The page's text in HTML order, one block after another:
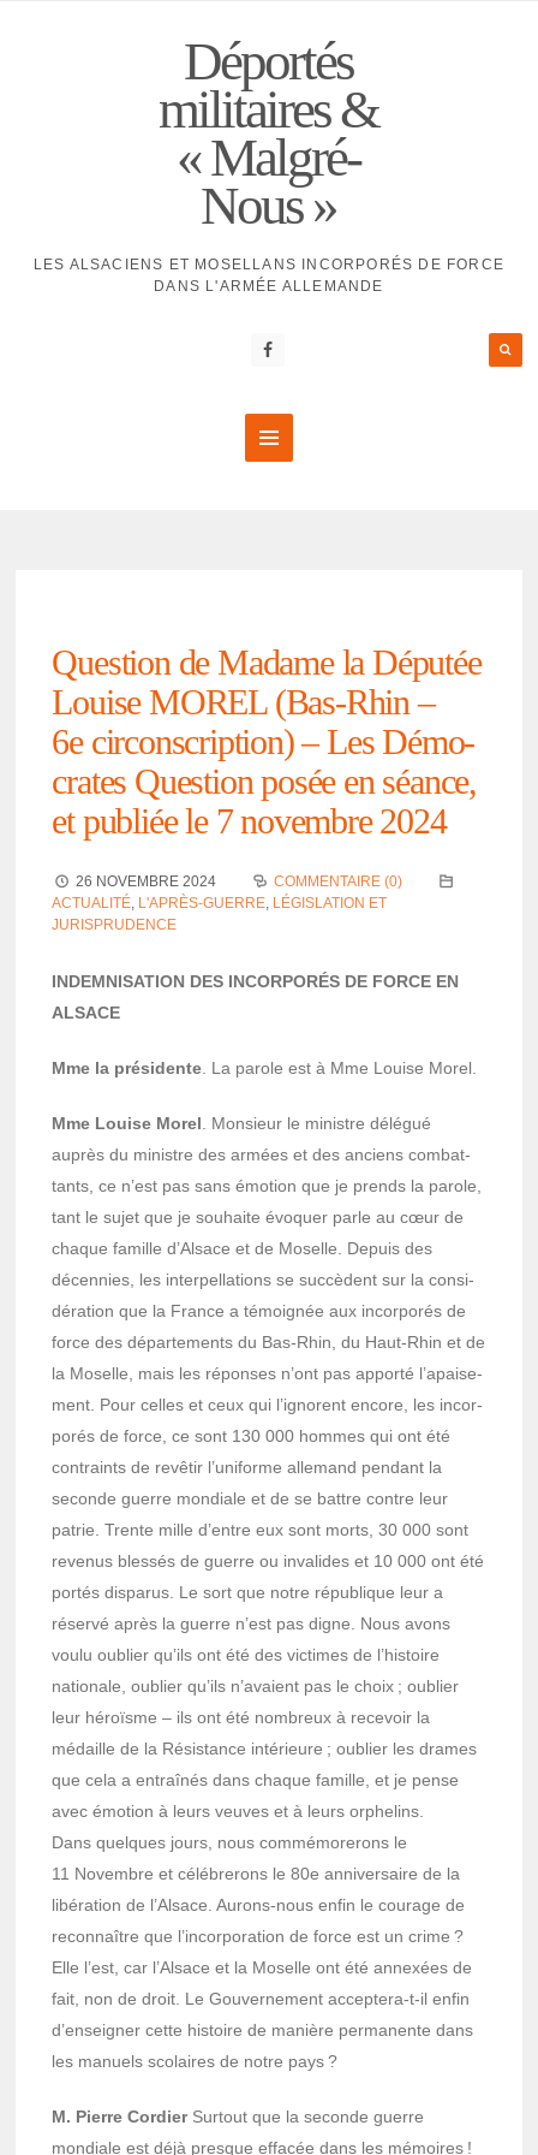
Déportés
militaires &
« Malgré-
Nous »
LES ALSACIENS ET MOSELLANS INCORPORÉS DE FORCE
DANS L'ARMÉE ALLEMANDE
Ques­tion de Madame la Dépu­tée
Louise MOREL (Bas-Rhin –
6e circons­crip­tion) – Les Démo­
crates Ques­tion posée en séance,
et publiée le 7 novembre 2024
26 NOVEMBRE 2024
COMMENTAIRE (0)
ACTUALITÉ, L'APRÈS-GUERRE, LÉGISLATION ET
JURISPRUDENCE
INDEMNISATION DES INCORPORÉS DE FORCE EN
ALSACE
Mme la prési­dente . La parole est à Mme Louise Morel.
Mme Louise Morel . Monsieur le ministre délé­gué
auprès du ministre des armées et des anciens combat­
tants, ce n’est pas sans émotion que je prends la parole,
tant le sujet que je souhaite évoquer parle au cœur de
chaque famille d’Al­sace et de Moselle. Depuis des
décen­nies, les inter­pel­la­tions se succèdent sur la consi­
dé­ra­tion que la France a témoi­gnée aux incor­po­rés de
force des dépar­te­ments du Bas-Rhin, du Haut-Rhin et de
la Moselle, mais les réponses n’ont pas apporté l’apai­se­
ment. Pour celles et ceux qui l’ignorent encore, les incor­
po­rés de force, ce sont 130 000 hommes qui ont été
contraints de revê­tir l’uni­forme alle­mand pendant la
seconde guerre mondiale et de se battre contre leur
patrie. Trente mille d’entre eux sont morts, 30 000 sont
reve­nus bles­sés de guerre ou inva­lides et 10 000 ont été
portés dispa­rus. Le sort que notre répu­blique leur a
réservé après la guerre n’est pas digne. Nous avons
voulu oublier qu’ils ont été des victimes de l’his­toire
natio­nale, oublier qu’ils n’avaient pas le choix ; oublier
leur héroïsme – ils ont été nombreux à rece­voir la
médaille de la Résis­tance inté­rieure ; oublier les drames
que cela a entraî­nés dans chaque famille, et je pense
avec émotion à leurs veuves et à leurs orphe­lins.
Dans quelques jours, nous commé­mo­re­rons le
11 Novembre et célé­bre­rons le 80e anni­ver­saire de la
libé­ra­tion de l’Al­sace. Aurons-nous enfin le courage de
recon­naître que l’in­cor­po­ra­tion de force est un crime ?
Elle l’est, car l’Al­sace et la Moselle ont été annexées de
fait, non de droit. Le Gouver­ne­ment accep­tera-t-il enfin
d’en­sei­gner cette histoire de manière perma­nente dans
les manuels scolaires de notre pays ?
M. Pierre CordierSurtout que la seconde guerre
mondiale est déjà presque effa­cée dans les mémoires !